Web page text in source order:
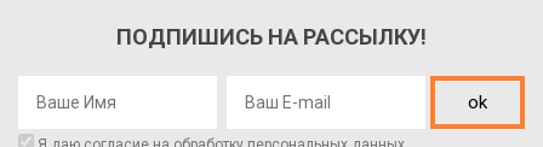
ПОДПИШИСЬ НА РАССЫЛКУ!
ok